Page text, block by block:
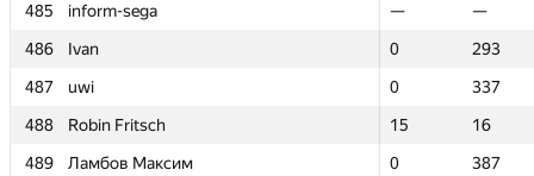
485
inform-sega —
—
486
Ivan 0
293
487
uwi 0
337
488
Robin Fritsch 15
16
489
Ламбов Максим 0
387
485
inform-sega —
—
486
Ivan 0
293
487
uwi 0
337
488
Robin Fritsch 15
16
489
Ламбов Максим 0
387